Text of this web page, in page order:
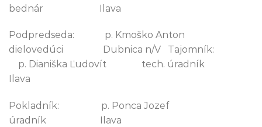
bednár Ilava
Podpredseda: p. Kmoško Anton
dielovedúci Dubnica n/V Tajomník:
p. Dianiška Ľudovít tech. úradník
Ilava
Pokladník: p. Ponca Jozef
úradník Ilava